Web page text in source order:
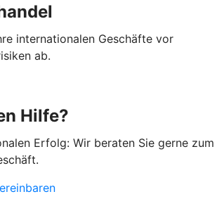
internationalen Geschäfte vor
ab.
Hilfe?
Erfolg: Wir beraten Sie gerne zum